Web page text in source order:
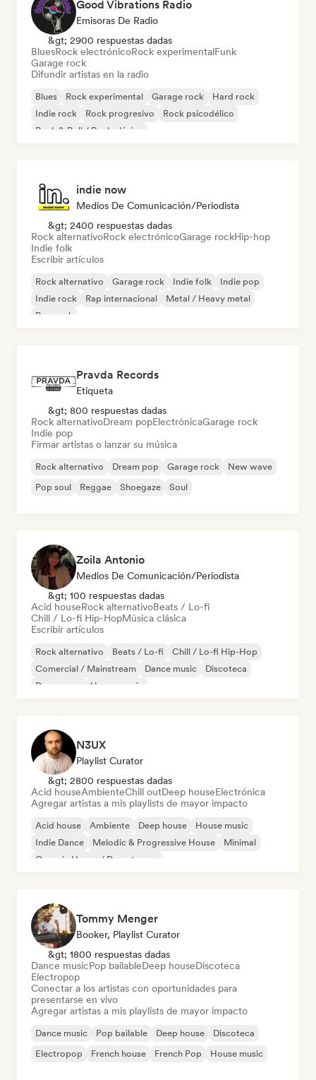
Good Vibrations Radio
Emisoras De Radio
&gt; 2900 respuestas dadas
BluesRock electrónicoRock experimentalFunk
Garage rock
Difundir artistas en la radio
Blues Rock experimental Garage rock
Hard rock
Indie rock
Rock progresivo
Rock psicodélico
Rock & Roll / Rock clásico
indie now
Medios De Comunicación/Periodista
&gt; 2400 respuestas dadas
Rock alternativoRock electrónicoGarage rockHip-hop
Indie folk
Escribir artículos
Rock alternativo Garage rock Indie folk
Indie pop
Indie rock
Rap internacional
Metal / Heavy metal
Pop rock
Pravda Records
Etiqueta
&gt; 800 respuestas dadas
Rock alternativoDream popElectrónicaGarage rock
Indie pop
Firmar artistas o lanzar su música
Rock alternativo Dream pop Garage rock
New wave
Pop soul
Reggae Shoegaze Soul
Zoila Antonio
Medios De Comunicación/Periodista
&gt; 100 respuestas dadas
Acid houseRock alternativoBeats / Lo-fi
Chill / Lo-fi Hip-HopMúsica clásica
Escribir artículos
Rock alternativo Beats / Lo-fi
Chill / Lo-fi Hip-Hop
Comercial / Mainstream
Dance music
Discoteca
Dream pop
House music
N3UX
Playlist Curator
&gt; 2800 respuestas dadas
Acid houseAmbienteChill outDeep houseElectrónica
Agregar artistas a mis playlists de mayor impacto
Acid house Ambiente Deep house
House music
Indie Dance
Melodic & Progressive House
Minimal
Organic House / Downtempo
Tommy Menger
Booker, Playlist Curator
&gt; 1800 respuestas dadas
Dance musicPop bailableDeep houseDiscoteca
Electropop
Conectar a los artistas con oportunidades para
presentarse en vivo
Agregar artistas a mis playlists de mayor impacto
Dance music Pop bailable Deep house
Discoteca
Electropop
French house French Pop House music